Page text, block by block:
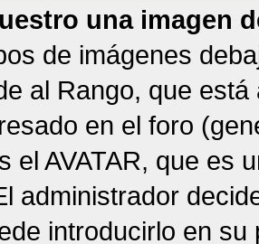
una imagen
de imágenes
al Rango, que
en el foro
el AVATAR, que es
administrador
introducirlo en